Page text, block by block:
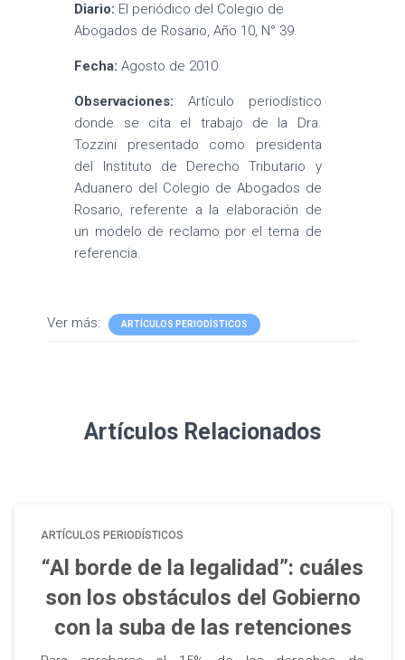
Diario: El periódico del Colegio de
Abogados de Rosario, Año 10, N° 39.
Fecha: Agosto de 2010.
Observaciones: Artículo periodístico
donde se cita el trabajo de la Dra.
Tozzini presentado como presidenta
del Instituto de Derecho Tributario y
Aduanero del Colegio de Abogados de
Rosario, referente a la elaboración de
un modelo de reclamo por el tema de
referencia.
Ver más: ARTÍCULOS PERIODÍSTICOS
Artículos Relacionados
ARTÍCULOS PERIODÍSTICOS
“Al borde de la legalidad”: cuáles
son los obstáculos del Gobierno
con la suba de las retenciones